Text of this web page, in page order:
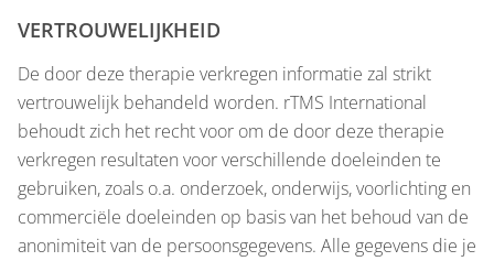
VERTROUWELIJKHEID
De door deze therapie verkregen informatie zal strikt
vertrouwelijk behandeld worden. rTMS International
behoudt zich het recht voor om de door deze therapie
verkregen resultaten voor verschillende doeleinden te
gebruiken, zoals o.a. onderzoek, onderwijs, voorlichting en
commerciële doeleinden op basis van het behoud van de
anonimiteit van de persoonsgegevens. Alle gegevens die je